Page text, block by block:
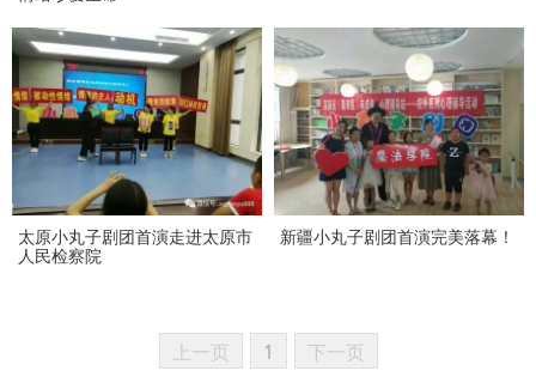
太原小丸子剧团首演走进太原市
人民检察院
新疆小丸子剧团首演完美落幕！
上一页 1 下一页